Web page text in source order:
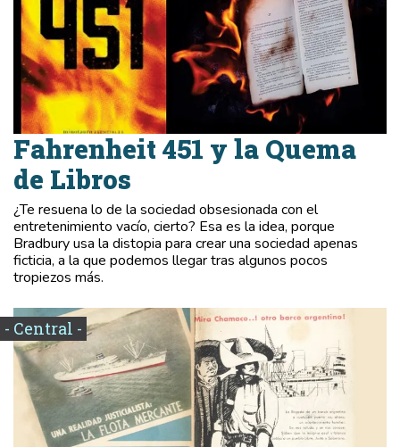
Fahrenheit 451 y la Quema
de Libros
¿Te resuena lo de la sociedad obsesionada con el
entretenimiento vacío, cierto? Esa es la idea, porque
Bradbury usa la distopia para crear una sociedad apenas
ficticia, a la que podemos llegar tras algunos pocos
tropiezos más.
- Central -